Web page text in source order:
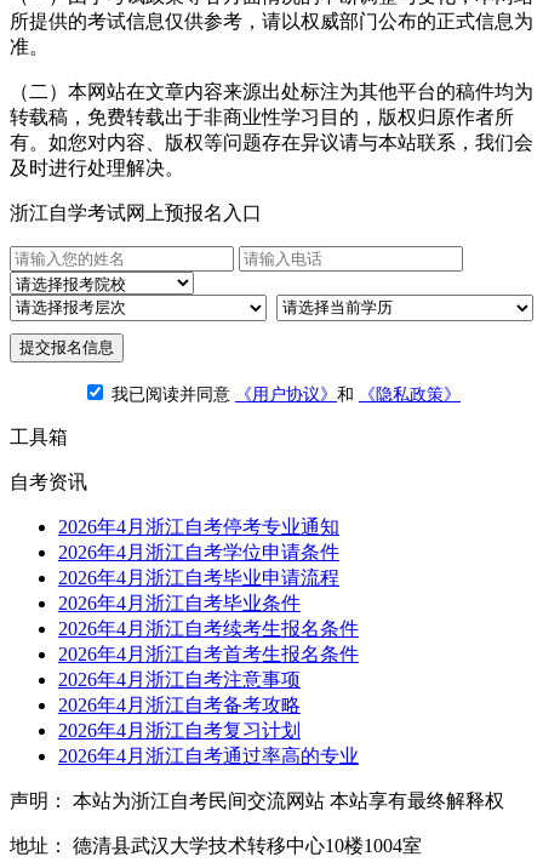
所提供的考试信息仅供参考，请以权威部门公布的正式信息为
准。
（二）本网站在文章内容来源出处标注为其他平台的稿件均为
转载稿，免费转载出于非商业性学习目的，版权归原作者所
有。如您对内容、版权等问题存在异议请与本站联系，我们会
及时进行处理解决。
浙江自学考试网上预报名入口
提交报名信息
我已阅读并同意 《用户协议》 和 《隐私政策》
工具箱
自考资讯
2026年4月浙江自考停考专业通知
2026年4月浙江自考学位申请条件
2026年4月浙江自考毕业申请流程
2026年4月浙江自考毕业条件
2026年4月浙江自考续考生报名条件
2026年4月浙江自考首考生报名条件
2026年4月浙江自考注意事项
2026年4月浙江自考备考攻略
2026年4月浙江自考复习计划
2026年4月浙江自考通过率高的专业
声明： 本站为浙江自考民间交流网站 本站享有最终解释权
地址： 德清县武汉大学技术转移中心10楼1004室